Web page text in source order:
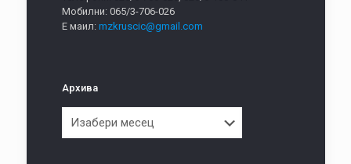
Мобилни: 065/3-706-026
Е маил: mzkruscic@gmail.com
Архива